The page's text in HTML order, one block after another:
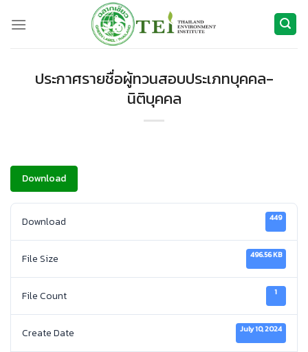
ประกาศรายชื่อผู้ทวนสอบประเภทบุคคล-
นิติบุคคล
Download
Download 449
File Size 496.56 KB
File Count 1
Create Date July 10, 2024